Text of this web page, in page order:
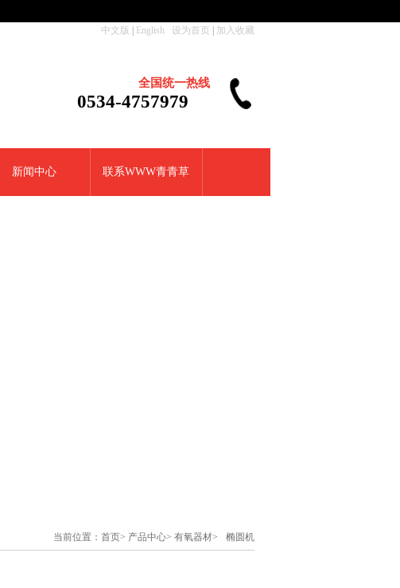
设为首页
加入收藏
中文版 English
全国统一热线
0534-4757979
新闻中心 联系WWW青青草
椭圆机
当前位置： 首页> 产品中心> 有氧器材>